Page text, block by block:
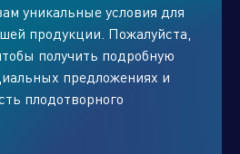
уникальные условия для
продукции. Пожалуйста,
получить подробную
предложениях и
плодотворного